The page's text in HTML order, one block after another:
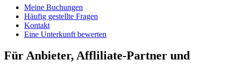
Meine Buchungen
Häufig gestellte Fragen
Kontakt
Eine Unterkunft bewerten
Für Anbieter, Affliliate-Partner und